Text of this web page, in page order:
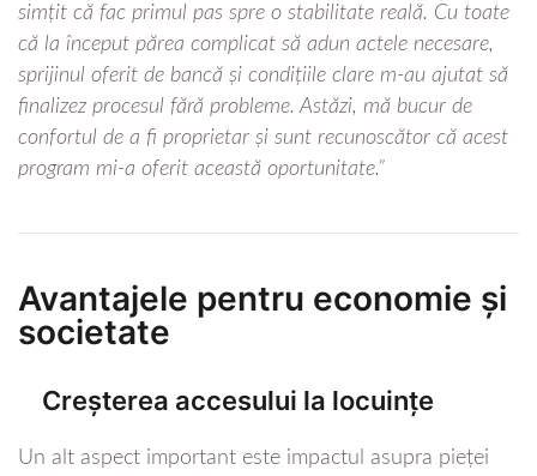
simțit că fac primul pas spre o stabilitate reală. Cu toate
că la început părea complicat să adun actele necesare,
sprijinul oferit de bancă și condițiile clare m-au ajutat să
finalizez procesul fără probleme. Astăzi, mă bucur de
confortul de a fi proprietar și sunt recunoscător că acest
program mi-a oferit această oportunitate.”
Avantajele pentru economie și
societate
Creșterea accesului la locuințe
Un alt aspect important este impactul asupra pieței